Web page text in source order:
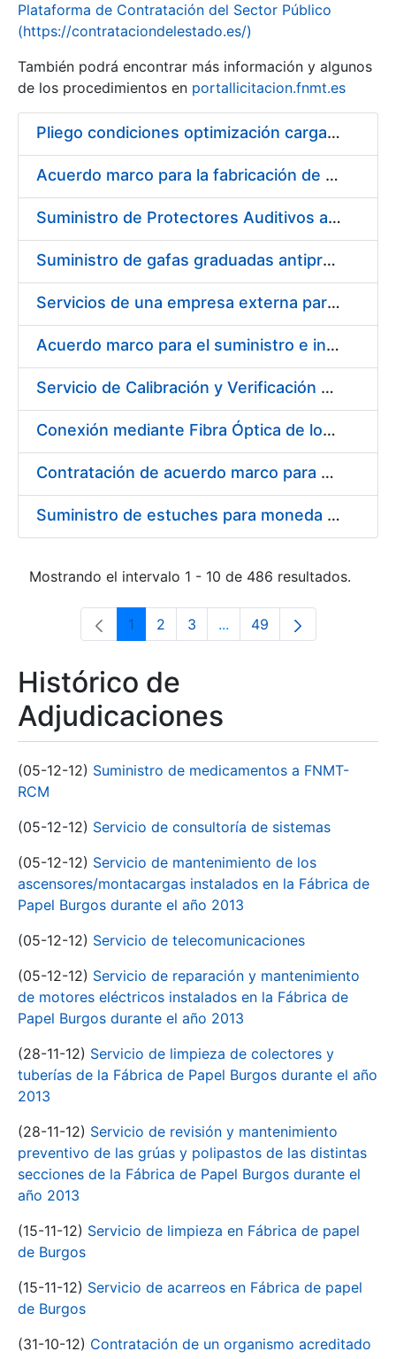
Plataforma de Contratación del Sector Público
(https://contrataciondelestado.es/)
También podrá encontrar más información y algunos
de los procedimientos en portallicitacion.fnmt.es
Pliego condiciones optimización cargas compras firmado
Acuerdo marco para la fabricación de piezas
Suministro de Protectores Auditivos a medida para las personas trabajadoras de los Centros de Trabajo de Madrid y Burgos
Suministro de gafas graduadas antiproyecciones para los trabajadores de la FNMT-RCM en los centros de trabajo de Madrid y Burgos
Servicios de una empresa externa para el asesoramiento y resolución de los recursos de alzada que se presentan relacionados con procesos de selección para la FNMT-RCM
Acuerdo marco para el suministro e instalación de persianas, estores y otros complementos
Servicio de Calibración y Verificación Externa de los Equipos de Medición del Servicio de Prevención de la FNMT-RCM
Conexión mediante Fibra Óptica de los Centros de Proceso de Datos (CPDs) de las sedes de la FNMT-RCM de Burgos y Madrid
Contratación de acuerdo marco para el Suministro de Material de Electricidad para la Fábrica Nacional de Moneda y Timbre-Real Casa de la Moneda en su centro de trabajo de Burgos
Suministro de estuches para moneda de 30 €
Mostrando el intervalo 1 - 10 de 486 resultados.
Página
1 Página
2 Página
3 ...Páginas intermedias Use
Página
49
Histórico de
Adjudicaciones
(05-12-12) Suministro de medicamentos a FNMT-
RCM
(05-12-12) Servicio de consultoría de sistemas
(05-12-12) Servicio de mantenimiento de los
ascensores/montacargas instalados en la Fábrica de
Papel Burgos durante el año 2013
(05-12-12) Servicio de telecomunicaciones
(05-12-12) Servicio de reparación y mantenimiento
de motores eléctricos instalados en la Fábrica de
Papel Burgos durante el año 2013
(28-11-12) Servicio de limpieza de colectores y
tuberías de la Fábrica de Papel Burgos durante el año
2013
(28-11-12) Servicio de revisión y mantenimiento
preventivo de las grúas y polipastos de las distintas
secciones de la Fábrica de Papel Burgos durante el
año 2013
(15-11-12) Servicio de limpieza en Fábrica de papel
de Burgos
(15-11-12) Servicio de acarreos en Fábrica de papel
de Burgos
(31-10-12) Contratación de un organismo acreditado